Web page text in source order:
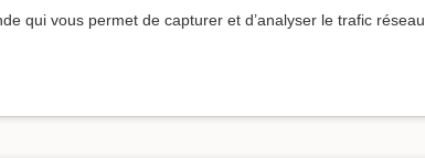
qui vous permet de capturer et d’analyser le trafic réseau